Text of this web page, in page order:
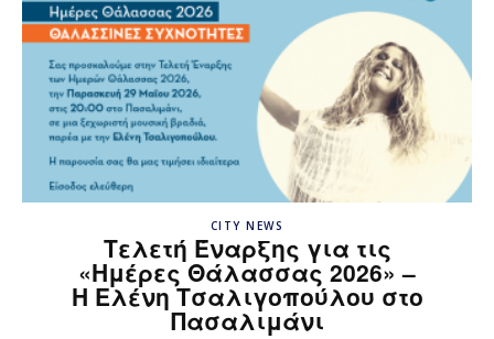
CITY NEWS
Τελετή Έναρξης για τις
«Ημέρες Θάλασσας 2026» –
H Ελένη Τσαλιγοπούλου στο
Πασαλιμάνι